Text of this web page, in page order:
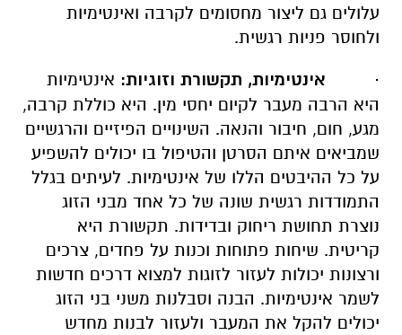
עלולים גם ליצור מחסומים לקרבה ואינטימיות
ולחוסר פניות רגשית.
· אינטימיות, תקשורת וזוגיות: אינטימיות
היא הרבה מעבר לקיום יחסי מין. היא כוללת קרבה,
מגע, חום, חיבור והנאה. השינויים הפיזיים והרגשיים
שמביאים איתם הסרטן והטיפול בו יכולים להשפיע
על כל ההיבטים הללו של אינטימיות. לעיתים בגלל
התמודדות רגשית שונה של כל אחד מבני הזוג
נוצרת תחושת ריחוק ובדידות. תקשורת היא
קריטית. שיחות פתוחות וכנות על פחדים, צרכים
ורצונות יכולות לעזור לזוגות למצוא דרכים חדשות
לשמר אינטימיות. הבנה וסבלנות משני בני הזוג
יכולים להקל את המעבר ולעזור לבנות מחדש